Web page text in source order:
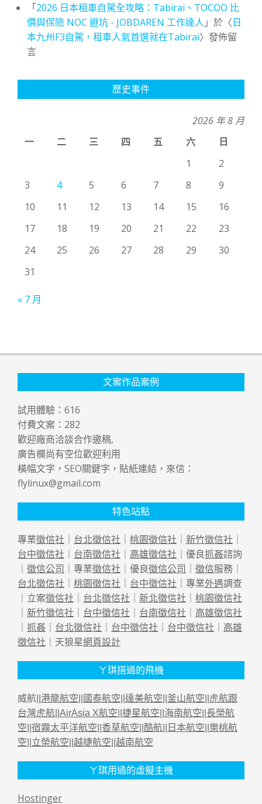
「2026 日本租車自駕全攻略：Tabirai、TOCOO 比
價與保險 NOC 避坑 - JOBDAREN 工作達人 」於〈日
本九州F3自駕，租車人氣首選就在Tabirai〉發佈留
言
歷史事件
2026 年 8 月
一
二 三 四 五 六
日
1
2
3
4 5 6 7 8
9
10
11 12 13 14 15
16
17
18 19 20 21 22
23
24
25 26 27 28 29
30
31
« 7 月
文案作品案例
試用體驗： 616
付費文案： 282
歡迎廠商洽談合作邀稿,
廣告欄尚有空位歡迎利用
橫幅文字，SEO關鍵字，貼紙連結，來信：
flylinux@gmail.com
特色站點
專業徵信社 ｜ 台北徵信社 ｜ 桃園徵信社 ｜ 新竹徵信社 ｜
台中徵信社 ｜ 台南徵信社 ｜ 高雄徵信社 ｜優良抓姦諮詢
｜ 徵信公司 ｜專業徵信社 ｜優良徵信公司 ｜ 徵信服務｜
台北徵信社 ｜ 桃園徵信社 ｜ 台中徵信社 ｜專業外遇調查
｜立案徵信社 ｜ 台北徵信社 ｜ 新北徵信社 ｜ 桃園徵信社
｜ 新竹徵信社 ｜ 台中徵信社 ｜ 台南徵信社 ｜ 高雄徵信社
｜ 抓姦 ｜ 台北徵信社 ｜ 台中徵信社 ｜ 台中徵信社 ｜ 高雄
徵信社 ｜天狼星網頁設計
ㄚ琪搭過的飛機
威航|| 港龍航空 國泰航空 達美航空 釜山航空
虎航跟
台灣虎航 AirAsia X航空 捷星航空 海南航空 長榮航
空 宿霧太平洋航空 香草航空 酷航 日本航空 樂桃航
空 立榮航空 越捷航空 越南航空
ㄚ琪用過的虛擬主機
Hostinger